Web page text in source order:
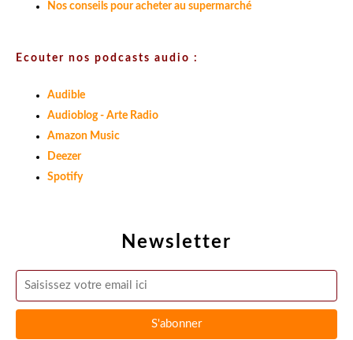
Newsletter
Nos conseils pour acheter au supermarché
Ecouter nos podcasts audio :
Audible
Audioblog - Arte Radio
Amazon Music
Deezer
Spotify